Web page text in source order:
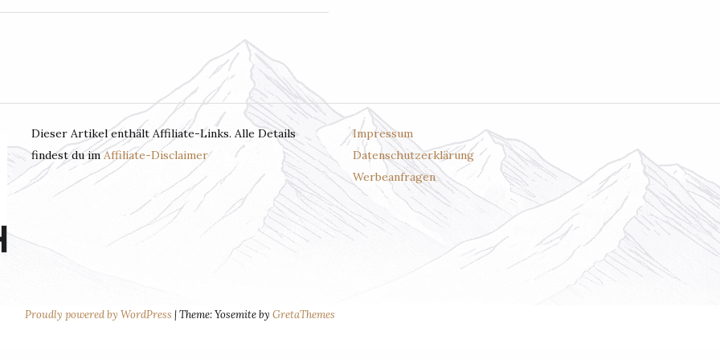
Dieser Artikel enthält Affiliate-Links. Alle Details
findest du imAffiliate-Disclaimer
Impressum
Datenschutzerklärung
Werbeanfragen
Proudly powered by WordPress |Theme: Yosemite by GretaThemes